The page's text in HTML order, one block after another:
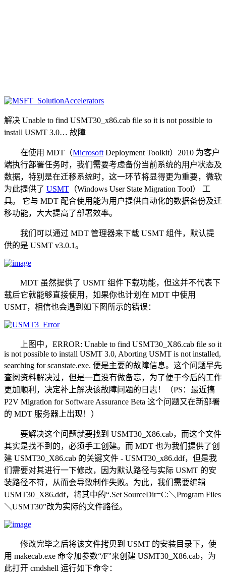
解决 Unable to find USMT30_x86.cab file so it is not possible to
install USMT 3.0… 故障
在使用 MDT（MicrosoftDeployment Toolkit）2010 为客户
端执行部署任务时，我们需要考虑备份当前系统的用户状态及
数据，特别是在迁移系统时，这一环节将显得更为重要，微软
为此提供了 USMT （Windows User State Migration Tool） 工
具。 它与 MDT 配合使用能为用户提供自动化的数据备份及迁
移功能，大大提高了部署效率。
我们可以通过 MDT 管理器来下载 USMT 组件，默认提
供的是 USMT v3.0.1。
MDT 虽然提供了 USMT 组件下载功能，但这并不代表下
载后它就能够直接使用，如果你也计划在 MDT 中使用
USMT，相信也会遇到如下图所示的错误：
上图中，ERROR: Unable to find USMT30_X86.cab file so it
is not possible to install USMT 3.0, Aborting USMT is not installed,
searching for scanstate.exe. 便是主要的故障信息。这个问题早先
查阅资料解决过，但是一直没有做备忘，为了便于今后的工作
更加顺利，决定补上解决该故障问题的日志！（PS：最近搞
P2V Migration for Software Assurance Beta 这个问题又在新部署
的 MDT 服务器上出现！）
要解决这个问题就要找到 USMT30_X86.cab，而这个文件
其实是找不到的，必须手工创建。而 MDT 也为我们提供了创
建 USMT30_X86.cab 的关键文件 - USMT30_x86.ddf，但是我
们需要对其进行一下修改，因为默认路径与实际 USMT 的安
装路径不符，从而会导致制作失败。为此，我们需要编辑
USMT30_X86.ddf，将其中的“.Set SourceDir=C:＼Program Files
＼USMT30”改为实际的文件路径。
修改完毕之后将该文件拷贝到 USMT 的安装目录下，使
用 makecab.exe 命令加参数“/F”来创建 USMT30_X86.cab，为
此打开 cmdshell 运行如下命令：